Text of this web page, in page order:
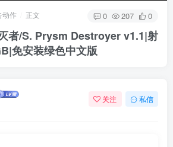
动作 正文 0 207 0
者/S. Prysm Destroyer v1.1|射
免安装绿色中文版
关注 私信